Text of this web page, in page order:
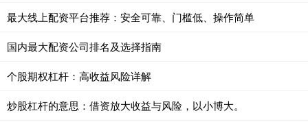
最大线上配资平台推荐：安全可靠、门槛低、操作简单
国内最大配资公司排名及选择指南
个股期权杠杆：高收益风险详解
炒股杠杆的意思：借资放大收益与风险，以小博大。